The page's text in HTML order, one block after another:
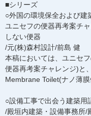
■シリーズ
○外国の環境保全および建
ユニセフの便器再考案チ
しない便器
/元(株)森村設計/前島 健
本稿においては、ユニセ
便器再考案チャレンジ)と
Membrane Toilet(ナノ薄
○設備工事で出会う建築用
/殿垣内建築・設備事務所/